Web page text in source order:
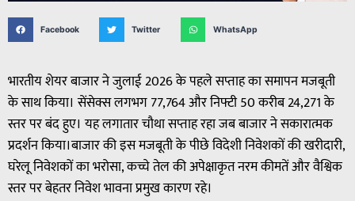
Facebook Twitter WhatsApp
भारतीय शेयर बाजार ने जुलाई 2026 के पहले सप्ताह का समापन मजबूती
के साथ किया। सेंसेक्स लगभग 77,764 और निफ्टी 50 करीब 24,271 के
स्तर पर बंद हुए। यह लगातार चौथा सप्ताह रहा जब बाजार ने सकारात्मक
प्रदर्शन किया।बाजार की इस मजबूती के पीछे विदेशी निवेशकों की खरीदारी,
घरेलू निवेशकों का भरोसा, कच्चे तेल की अपेक्षाकृत नरम कीमतें और वैश्विक
स्तर पर बेहतर निवेश भावना प्रमुख कारण रहे।